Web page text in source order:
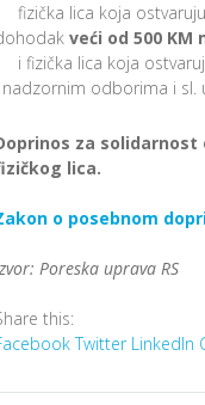
fizička lica koja
veći od 500 KM
i fizička lica koja
odborima i sl.
za
lica.
o posebnom
Poreska uprava RS
this:
Twitter LinkedIn